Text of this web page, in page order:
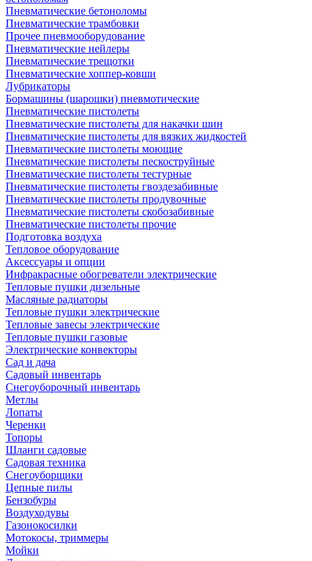
Пневматические бетоноломы
Пневматические трамбовки
Прочее пневмооборудование
Пневматические нейлеры
Пневматические трещотки
Пневматические хоппер-ковши
Лубрикаторы
Бормашины (шарошки) пневмотические
Пневматические пистолеты
Пневматические пистолеты для накачки шин
Пневматические пистолеты для вязких жидкостей
Пневматические пистолеты моющие
Пневматические пистолеты пескоструйные
Пневматические пистолеты тестурные
Пневматические пистолеты гвоздезабивные
Пневматические пистолеты продувочные
Пневматические пистолеты скобозабивные
Пневматические пистолеты прочие
Подготовка воздуха
Тепловое оборудование
Аксессуары и опции
Инфракрасные обогреватели электрические
Тепловые пушки дизельные
Масляные радиаторы
Тепловые пушки электрические
Тепловые завесы электрические
Тепловые пушки газовые
Электрические конвекторы
Сад и дача
Садовый инвентарь
Снегоуборочный инвентарь
Метлы
Лопаты
Черенки
Топоры
Шланги садовые
Садовая техника
Снегоуборщики
Цепные пилы
Бензобуры
Воздуходувы
Газонокосилки
Мотокосы, триммеры
Мойки